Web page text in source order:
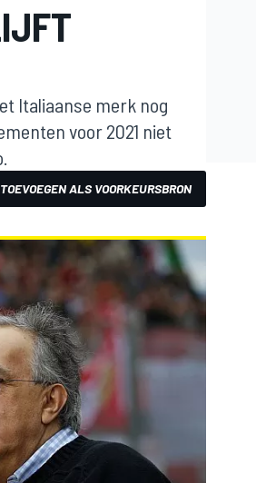
Italiaanse merk nog
voor 2021 niet
TOEVOEGEN ALS VOORKEURSBRON